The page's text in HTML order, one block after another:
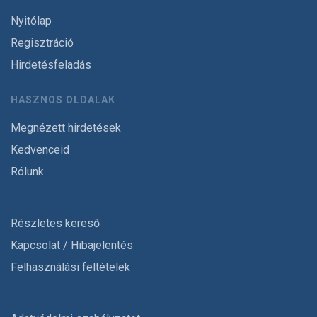
Nyitólap
Regisztráció
Hirdetésfeladás
HASZNOS OLDALAK
Megnézett hirdetések
Kedvenceid
Rólunk
Részletes kereső
Kapcsolat / Hibajelentés
Felhasználási feltételek